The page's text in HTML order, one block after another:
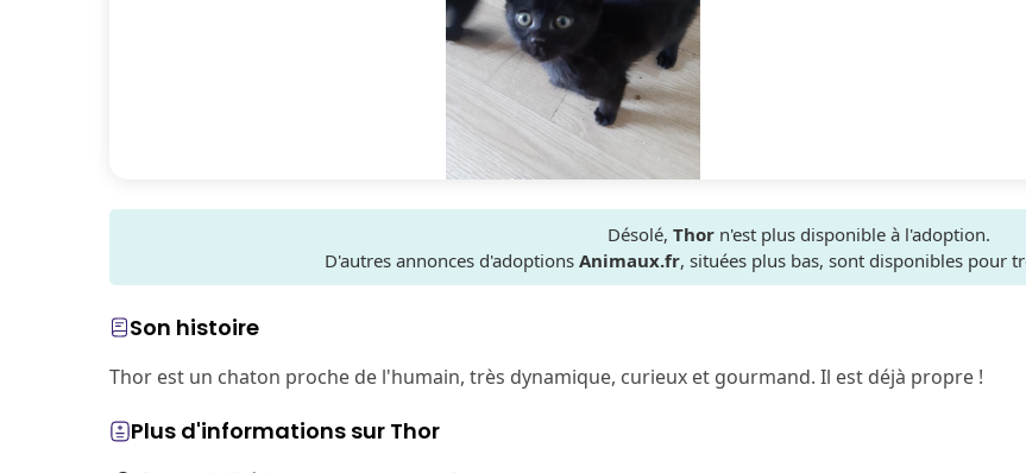
Désolé, Thor n'est plus disponible à l'adoption.
D'autres annonces d'adoptions Animaux.fr, situées plus bas, sont disponibles pour
Son histoire
Thor est un chaton proche de l'humain, très dynamique, curieux et gourmand. Il est déjà propre !
Plus d'informations sur Thor